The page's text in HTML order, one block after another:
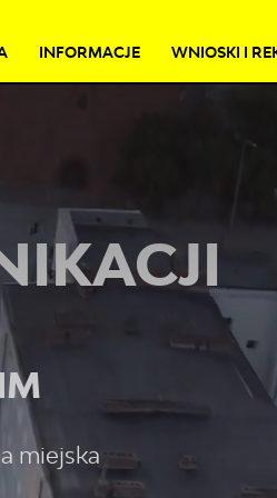
INFORMACJE WNIOSKI I
miejska